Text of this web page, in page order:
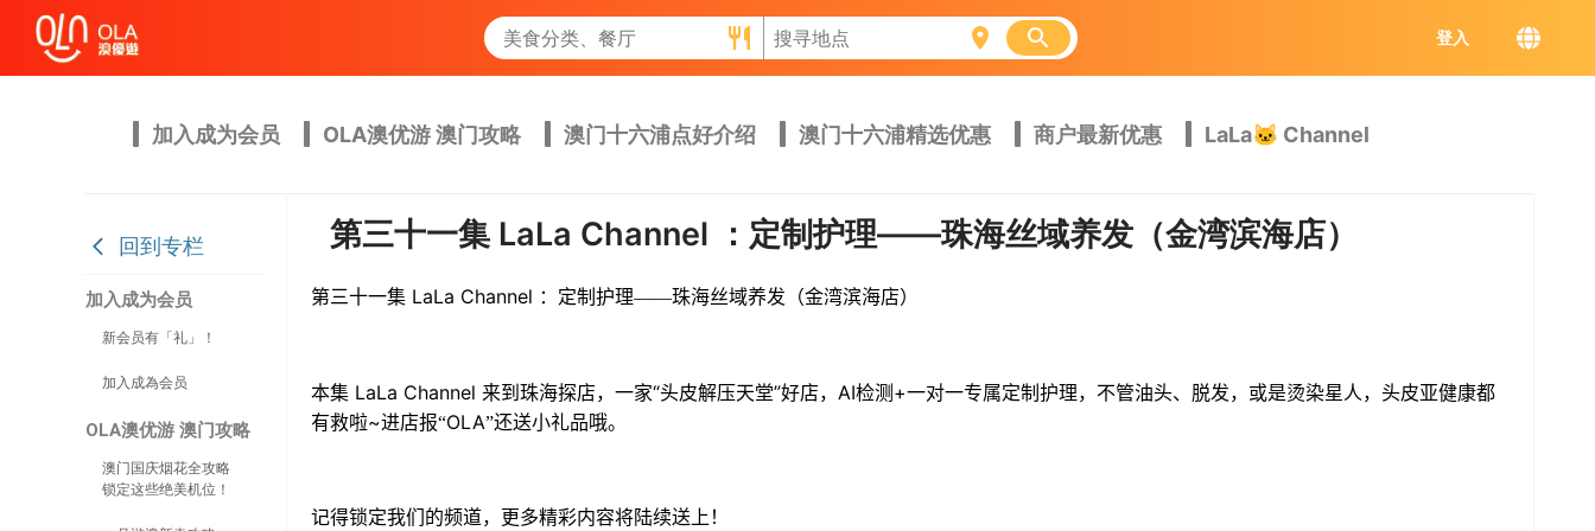
登入
加入成为会员 OLA澳优游 澳门攻略 澳门十六浦点好介绍 澳门十六浦精选优惠 商户最新优惠 LaLa🐱 Channel
回到专栏
加入成为会员
新会员有「礼」！
加入成為会员
OLA澳优游 澳门攻略
澳门国庆烟花全攻略
锁定这些绝美机位！
第三十一集 LaLa Channel ：定制护理——珠海丝域养发（金湾滨海店）
第三十一集 LaLa Channel ：定制护理——珠海丝域养发（金湾滨海店）
本集 LaLa Channel 来到珠海探店，一家“头皮解压天堂”好店， AI检测 +一对一专属定制护理，不管油头、脱发，或是烫染星人，头皮亚健康都
有救啦~进店报“OLA”还送小礼品哦。
记得锁定我们的频道，更多精彩内容将陆续送上！